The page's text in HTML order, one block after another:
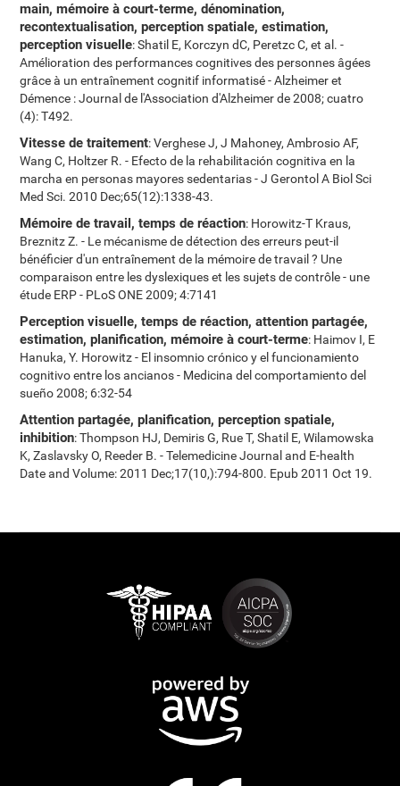
main, mémoire à court-terme, dénomination,
recontextualisation, perception spatiale, estimation,
perception visuelle: Shatil E, Korczyn dC, Peretzc C, et al. -
Amélioration des performances cognitives des personnes âgées
grâce à un entraînement cognitif informatisé - Alzheimer et
Démence : Journal de l'Association d'Alzheimer de 2008; cuatro
(4): T492.
Vitesse de traitement: Verghese J, J Mahoney, Ambrosio AF,
Wang C, Holtzer R. - Efecto de la rehabilitación cognitiva en la
marcha en personas mayores sedentarias - J Gerontol A Biol Sci
Med Sci. 2010 Dec;65(12):1338-43.
Mémoire de travail, temps de réaction: Horowitz-T Kraus,
Breznitz Z. - Le mécanisme de détection des erreurs peut-il
bénéficier d'un entraînement de la mémoire de travail ? Une
comparaison entre les dyslexiques et les sujets de contrôle - une
étude ERP - PLoS ONE 2009; 4:7141
Perception visuelle, temps de réaction, attention partagée,
estimation, planification, mémoire à court-terme: Haimov I, E
Hanuka, Y. Horowitz - El insomnio crónico y el funcionamiento
cognitivo entre los ancianos - Medicina del comportamiento del
sueño 2008; 6:32-54
Attention partagée, planification, perception spatiale,
inhibition: Thompson HJ, Demiris G, Rue T, Shatil E, Wilamowska
K, Zaslavsky O, Reeder B. - Telemedicine Journal and E-health
Date and Volume: 2011 Dec;17(10,):794-800. Epub 2011 Oct 19.